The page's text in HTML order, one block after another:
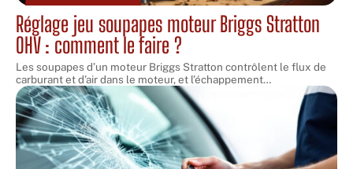
Réglage jeu soupapes moteur Briggs Stratton
OHV : comment le faire ?
Les soupapes d’un moteur Briggs Stratton contrôlent le flux de
carburant et d’air dans le moteur, et l’échappement…